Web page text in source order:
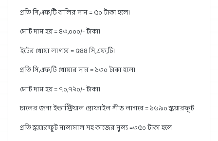
প্রতি সি,এফ,টি বালির দাম = ৫০ টাকা হলে।
মোট দাম হয় = ৪৩,০০০/- টাকা।
ইটের খোয়া লাগবে = ৫৪৪ সি,এফ,টি।
প্রতি সি,এফ,টি খোয়ার দাম = ১৩০ টাকা হলে।
মোট দাম হয় = ৭০,৭২০/- টাকা।
চালের জন্য ইন্ডাস্ট্রিয়াল প্রোফাইল শীড লাগবে = ১৬৯০ স্কয়ারফুট
প্রতি স্কয়ারফুট মালামাল সহ কাজের মুল্য =৩৫০ টাকা হলে।